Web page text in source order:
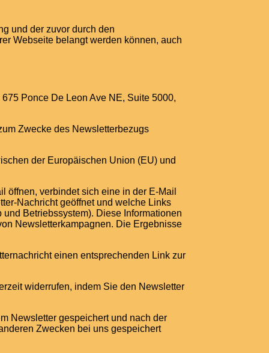
und der zuvor durch den
Webseite belangt werden können, auch
Ponce De Leon Ave NE, Suite 5000,
Zwecke des Newsletterbezugs
der Europäischen Union (EU) und
verbindet sich eine in der E-Mail
Nachricht geöffnet und welche Links
Betriebssystem). Diese Informationen
Newsletterkampagnen. Die Ergebnisse
einen entsprechenden Link zur
widerrufen, indem Sie den Newsletter
Newsletter gespeichert und nach der
Zwecken bei uns gespeichert